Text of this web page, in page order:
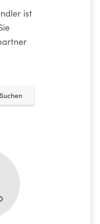
ist
Suchen